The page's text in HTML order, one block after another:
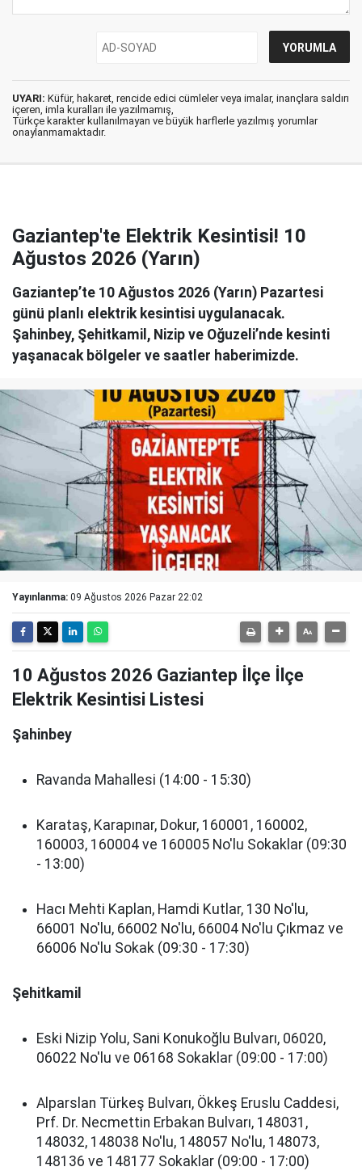
UYARI: Küfür, hakaret, rencide edici cümleler veya imalar, inançlara saldırı
içeren, imla kuralları ile yazılmamış,
Türkçe karakter kullanılmayan ve büyük harflerle yazılmış yorumlar
onaylanmamaktadır.
Gaziantep'te Elektrik Kesintisi! 10
Ağustos 2026 (Yarın)
Gaziantep’te 10 Ağustos 2026 (Yarın) Pazartesi
günü planlı elektrik kesintisi uygulanacak.
Şahinbey, Şehitkamil, Nizip ve Oğuzeli’nde kesinti
yaşanacak bölgeler ve saatler haberimizde.
Yayınlanma: 09 Ağustos 2026 Pazar 22:02
10 Ağustos 2026 Gaziantep İlçe İlçe
Elektrik Kesintisi Listesi
Şahinbey
Ravanda Mahallesi (14:00 - 15:30)
Karataş, Karapınar, Dokur, 160001, 160002,
160003, 160004 ve 160005 No'lu Sokaklar (09:30
- 13:00)
Hacı Mehti Kaplan, Hamdi Kutlar, 130 No'lu,
66001 No'lu, 66002 No'lu, 66004 No'lu Çıkmaz ve
66006 No'lu Sokak (09:30 - 17:30)
Şehitkamil
Eski Nizip Yolu, Sani Konukoğlu Bulvarı, 06020,
06022 No'lu ve 06168 Sokaklar (09:00 - 17:00)
Alparslan Türkeş Bulvarı, Ökkeş Eruslu Caddesi,
Prf. Dr. Necmettin Erbakan Bulvarı, 148031,
148032, 148038 No'lu, 148057 No'lu, 148073,
148136 ve 148177 Sokaklar (09:00 - 17:00)